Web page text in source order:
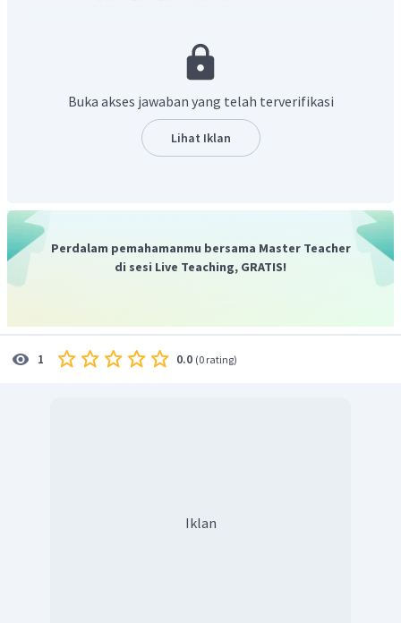
Jadi,
Buka akses jawaban yang telah terverifikasi
Lihat Iklan
Perdalam pemahamanmu bersama Master Teacher
di sesi Live Teaching, GRATIS!
1 0.0 (0 rating)
Iklan